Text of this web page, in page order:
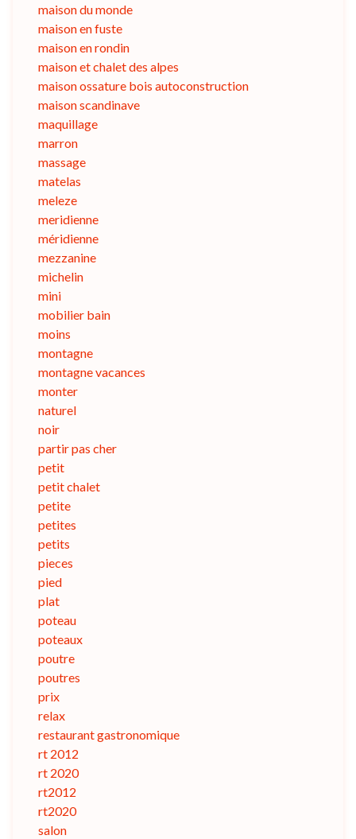
maison du monde
maison en fuste
maison en rondin
maison et chalet des alpes
maison ossature bois autoconstruction
maison scandinave
maquillage
marron
massage
matelas
meleze
meridienne
méridienne
mezzanine
michelin
mini
mobilier bain
moins
montagne
montagne vacances
monter
naturel
noir
partir pas cher
petit
petit chalet
petite
petites
petits
pieces
pied
plat
poteau
poteaux
poutre
poutres
prix
relax
restaurant gastronomique
rt 2012
rt 2020
rt2012
rt2020
salon